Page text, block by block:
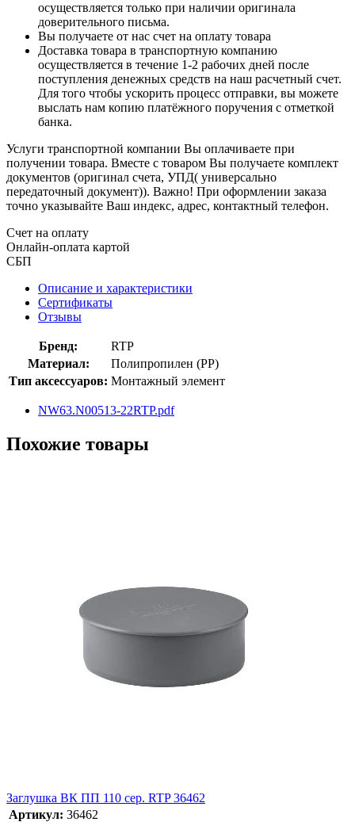
осуществляется только при наличии оригинала
доверительного письма.
Вы получаете от нас счет на оплату товара
Доставка товара в транспортную компанию
осуществляется в течение 1-2 рабочих дней после
поступления денежных средств на наш расчетный счет.
Для того чтобы ускорить процесс отправки, вы можете
выслать нам копию платёжного поручения с отметкой
банка.
Услуги транспортной компании Вы оплачиваете при
получении товара. Вместе с товаром Вы получаете комплект
документов (оригинал счета, УПД( универсально
передаточный документ)). Важно! При оформлении заказа
точно указывайте Ваш индекс, адрес, контактный телефон.
Счет на оплату
Онлайн-оплата картой
СБП
Описание и характеристики
Сертификаты
Отзывы
Бренд:
RTP
Материал:
Полипропилен (PP)
Тип аксессуаров: Монтажный элемент
NW63.N00513-22RTP.pdf
Похожие товары
Заглушка ВК ПП 110 сер. RTP 36462
Артикул: 36462